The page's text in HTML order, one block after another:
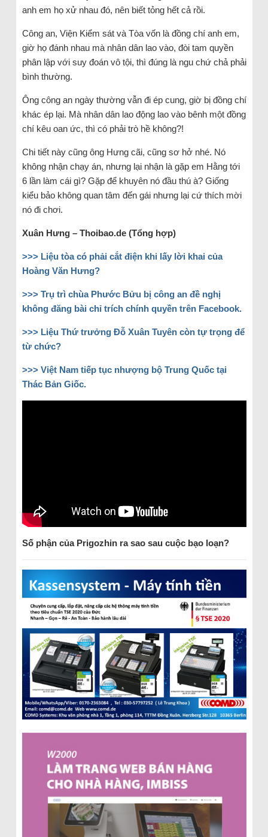
anh em họ xử nhau đó, nên biết tỏng hết cả rồi.
Công an, Viện Kiểm sát và Tòa vốn là đồng chí anh em,
giờ họ đánh nhau mà nhân dân lao vào, đòi tam quyền
phân lập với suy đoán vô tội, thì đúng là ngu chứ chả phải
bình thường.
Ông công an ngày thường vẫn đi ép cung, giờ bị đồng chí
khác ép lại. Mà nhân dân lao động lao vào bênh một đồng
chí kêu oan ức, thì có phải trò hề không?!
Chi tiết này cũng ông Hưng cãi, cũng sơ hở nhé. Nó
không nhận chạy án, nhưng lại nhận là gặp em Hằng tới
6 lần làm cái gì? Gặp để khuyên nó đầu thú à? Giống
kiểu bảo không quan tâm đến gái nhưng lại cứ thích mời
nó đi chơi.
Xuân Hưng – Thoibao.de (Tổng hợp)
>>> Liệu tòa có phải cắt điện khi lấy lời khai của
Hoàng Văn Hưng?
>>> Trụ trì chùa Phước Bửu bị công an đề nghị
không đăng bài chỉ trích chính quyền trên Facebook.
>>> Liệu Thứ trưởng Đỗ Xuân Tuyên còn tự trọng để
từ chức?
>>> Việt Nam tiếp tục nhượng bộ Trung Quốc tại
Thác Bản Giốc.
Số phận của Prigozhin ra sao sau cuộc bạo loạn?